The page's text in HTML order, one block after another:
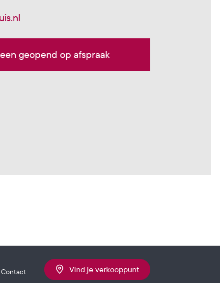
geopend op afspraak
Contact Vind je verkooppunt